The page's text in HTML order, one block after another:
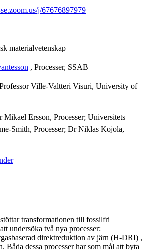
j/67676897979
materialvetenskap
, Processer, SSAB
Ville-Valtteri Visuri, University of
Mikael Ersson, Processer; Universitets
Smith, Processer; Dr Niklas Kojola,
transformationen till fossilfri
undersöka två nya processer:
direktreduktion av järn (H-DRI) ,
Båda dessa processer har som mål att byta